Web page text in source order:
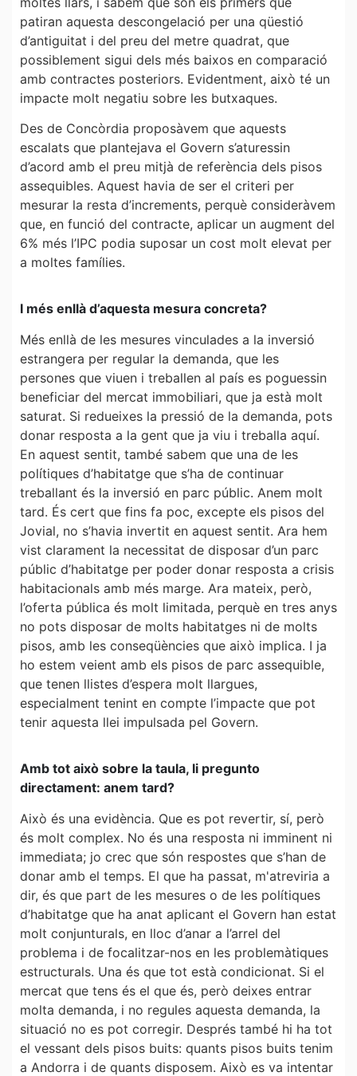
patiran aquesta descongelació per una qüestió
d’antiguitat i del preu del metre quadrat, que
possiblement sigui dels més baixos en comparació
amb contractes posteriors. Evidentment, això té un
impacte molt negatiu sobre les butxaques.
Des de Concòrdia proposàvem que aquests
escalats que plantejava el Govern s’aturessin
d’acord amb el preu mitjà de referència dels pisos
assequibles. Aquest havia de ser el criteri per
mesurar la resta d’increments, perquè consideràvem
que, en funció del contracte, aplicar un augment del
6% més l’IPC podia suposar un cost molt elevat per
a moltes famílies.
I més enllà d’aquesta mesura concreta?
Més enllà de les mesures vinculades a la inversió
estrangera per regular la demanda, que les
persones que viuen i treballen al país es poguessin
beneficiar del mercat immobiliari, que ja està molt
saturat. Si redueixes la pressió de la demanda, pots
donar resposta a la gent que ja viu i treballa aquí.
En aquest sentit, també sabem que una de les
polítiques d’habitatge que s’ha de continuar
treballant és la inversió en parc públic. Anem molt
tard. És cert que fins fa poc, excepte els pisos del
Jovial, no s’havia invertit en aquest sentit. Ara hem
vist clarament la necessitat de disposar d’un parc
públic d’habitatge per poder donar resposta a crisis
habitacionals amb més marge. Ara mateix, però,
l’oferta pública és molt limitada, perquè en tres anys
no pots disposar de molts habitatges ni de molts
pisos, amb les conseqüències que això implica. I ja
ho estem veient amb els pisos de parc assequible,
que tenen llistes d’espera molt llargues,
especialment tenint en compte l’impacte que pot
tenir aquesta llei impulsada pel Govern.
Amb tot això sobre la taula, li pregunto
directament: anem tard?
Això és una evidència. Que es pot revertir, sí, però
és molt complex. No és una resposta ni imminent ni
immediata; jo crec que són respostes que s’han de
donar amb el temps. El que ha passat, m'atreviria a
dir, és que part de les mesures o de les polítiques
d’habitatge que ha anat aplicant el Govern han estat
molt conjunturals, en lloc d’anar a l’arrel del
problema i de focalitzar-nos en les problemàtiques
estructurals. Una és que tot està condicionat. Si el
mercat que tens és el que és, però deixes entrar
molta demanda, i no regules aquesta demanda, la
situació no es pot corregir. Després també hi ha tot
el vessant dels pisos buits: quants pisos buits tenim
a Andorra i de quants disposem. Això es va intentar